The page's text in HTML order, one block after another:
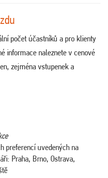
počet účastníků a pro klienty
informace naleznete v cenové
zejména vstupenek a
preferencí uvedených na
Praha, Brno, Ostrava,